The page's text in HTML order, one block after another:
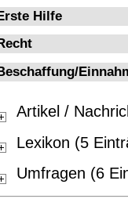
Hilfe
Artikel /
Lexikon (5
Umfragen (6